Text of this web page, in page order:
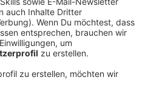
Durch die
"Comenius" zum einen
zum anderen auch
14:03